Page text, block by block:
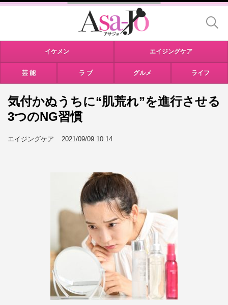
イケメン エイジングケア
芸 能 ラ ブ グルメ ライフ
気付かぬうちに“肌荒れ”を進行させる
3つのNG習慣
エイジングケア 2021/09/09 10:14